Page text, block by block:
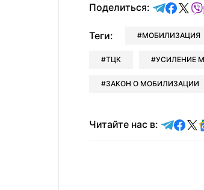
Поделиться:
Теги: МОБИЛИЗАЦИЯ
ТЦК УСИЛЕНИЕ
ЗАКОН О МОБИЛИЗАЦИИ
Читайте нас в: